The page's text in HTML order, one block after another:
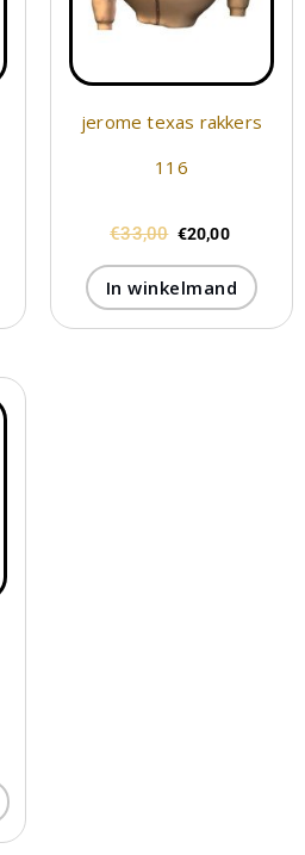
jerome texas rakkers
116
€33,00 €20,00
In winkelmand